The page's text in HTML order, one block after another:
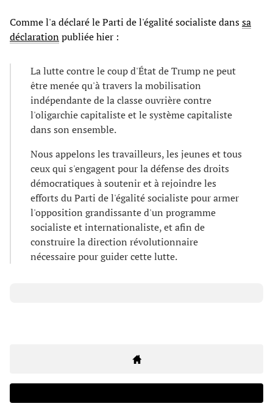
Comme l'a déclaré le Parti de l'égalité socialiste danssa
déclarationpubliée hier :
La lutte contre le coup d'État de Trump ne peut
être menée qu'à travers la mobilisation
indépendante de la classe ouvrière contre
l'oligarchie capitaliste et le système capitaliste
dans son ensemble.
Nous appelons les travailleurs, les jeunes et tous
ceux qui s'engagent pour la défense des droits
démocratiques à soutenir et à rejoindre les
efforts du Parti de l'égalité socialiste pour armer
l'opposition grandissante d'un programme
socialiste et internationaliste, et afin de
construire la direction révolutionnaire
nécessaire pour guider cette lutte.